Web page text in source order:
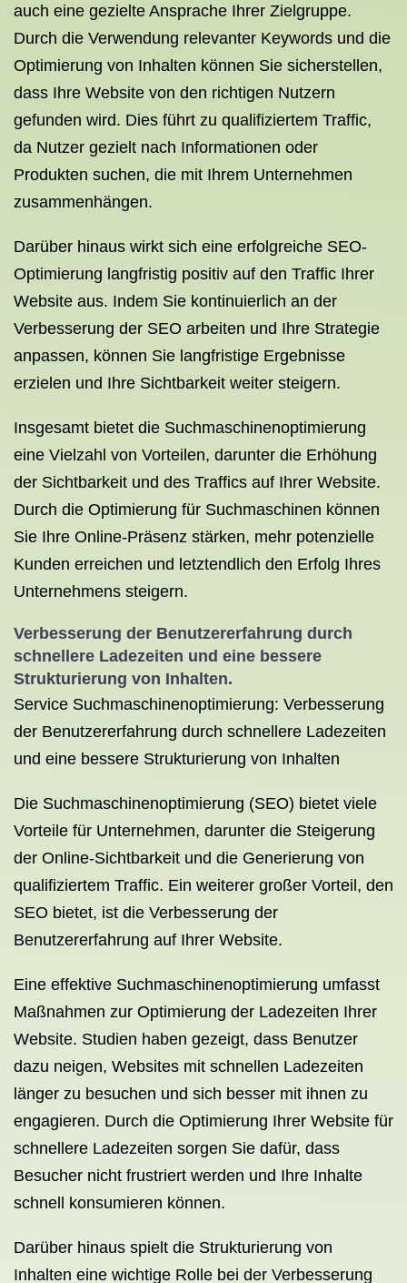
auch eine gezielte Ansprache Ihrer Zielgruppe.
Durch die Verwendung relevanter Keywords und die
Optimierung von Inhalten können Sie sicherstellen,
dass Ihre Website von den richtigen Nutzern
gefunden wird. Dies führt zu qualifiziertem Traffic,
da Nutzer gezielt nach Informationen oder
Produkten suchen, die mit Ihrem Unternehmen
zusammenhängen.
Darüber hinaus wirkt sich eine erfolgreiche SEO-
Optimierung langfristig positiv auf den Traffic Ihrer
Website aus. Indem Sie kontinuierlich an der
Verbesserung der SEO arbeiten und Ihre Strategie
anpassen, können Sie langfristige Ergebnisse
erzielen und Ihre Sichtbarkeit weiter steigern.
Insgesamt bietet die Suchmaschinenoptimierung
eine Vielzahl von Vorteilen, darunter die Erhöhung
der Sichtbarkeit und des Traffics auf Ihrer Website.
Durch die Optimierung für Suchmaschinen können
Sie Ihre Online-Präsenz stärken, mehr potenzielle
Kunden erreichen und letztendlich den Erfolg Ihres
Unternehmens steigern.
Verbesserung der Benutzererfahrung durch
schnellere Ladezeiten und eine bessere
Strukturierung von Inhalten.
Service Suchmaschinenoptimierung: Verbesserung
der Benutzererfahrung durch schnellere Ladezeiten
und eine bessere Strukturierung von Inhalten
Die Suchmaschinenoptimierung (SEO) bietet viele
Vorteile für Unternehmen, darunter die Steigerung
der Online-Sichtbarkeit und die Generierung von
qualifiziertem Traffic. Ein weiterer großer Vorteil, den
SEO bietet, ist die Verbesserung der
Benutzererfahrung auf Ihrer Website.
Eine effektive Suchmaschinenoptimierung umfasst
Maßnahmen zur Optimierung der Ladezeiten Ihrer
Website. Studien haben gezeigt, dass Benutzer
dazu neigen, Websites mit schnellen Ladezeiten
länger zu besuchen und sich besser mit ihnen zu
engagieren. Durch die Optimierung Ihrer Website für
schnellere Ladezeiten sorgen Sie dafür, dass
Besucher nicht frustriert werden und Ihre Inhalte
schnell konsumieren können.
Darüber hinaus spielt die Strukturierung von
Inhalten eine wichtige Rolle bei der Verbesserung